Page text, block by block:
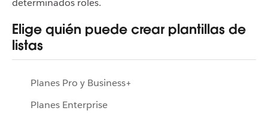
determinados roles.
Elige quién puede crear plantillas de
listas
Planes Pro y Business+
Planes Enterprise